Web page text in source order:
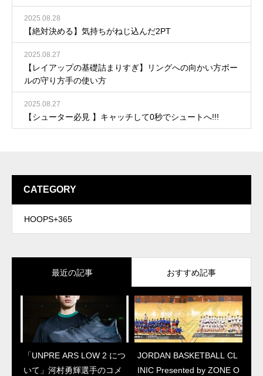
2025.08.28
【絶対決める】気持ちがねじ込んだ2PT
2025.08.27
【レイアップの基礎詰まりすぎ】リングへの向かい方ボー
ルの守り方手の使い方
2025.08.27
【シューター必見 】キャッチして0秒でシュートへ!!!
CATEGORY
HOOPS+365
最近の記事 おすすめ記事
「UNPRE ARS LOW 2 につ
いて」河村勇輝選手のコメ
JORDAN BASKETBALL CL
INIC Presented by ZONE O
JORDAN BASKETBALL CL
INIC Presented by ZONE O
「ZION3について」ザイオ
ン本人コメント